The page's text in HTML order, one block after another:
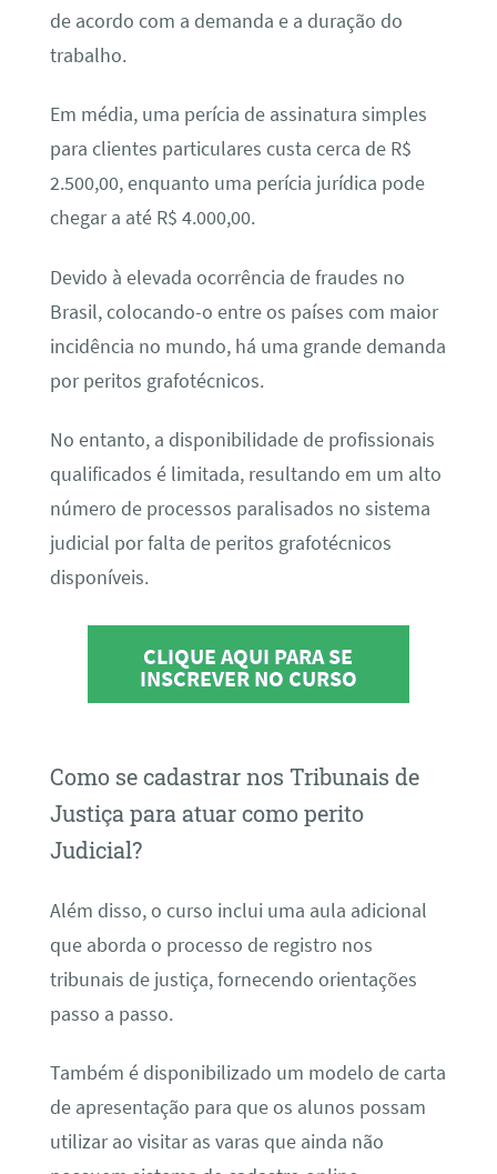
de acordo com a demanda e a duração do
trabalho.
Em média, uma perícia de assinatura simples
para clientes particulares custa cerca de R$
2.500,00, enquanto uma perícia jurídica pode
chegar a até R$ 4.000,00.
Devido à elevada ocorrência de fraudes no
Brasil, colocando-o entre os países com maior
incidência no mundo, há uma grande demanda
por peritos grafotécnicos.
No entanto, a disponibilidade de profissionais
qualificados é limitada, resultando em um alto
número de processos paralisados no sistema
judicial por falta de peritos grafotécnicos
disponíveis.
CLIQUE AQUI PARA SE
INSCREVER NO CURSO
Como se cadastrar nos Tribunais de
Justiça para atuar como perito
Judicial?
Além disso, o curso inclui uma aula adicional
que aborda o processo de registro nos
tribunais de justiça, fornecendo orientações
passo a passo.
Também é disponibilizado um modelo de carta
de apresentação para que os alunos possam
utilizar ao visitar as varas que ainda não